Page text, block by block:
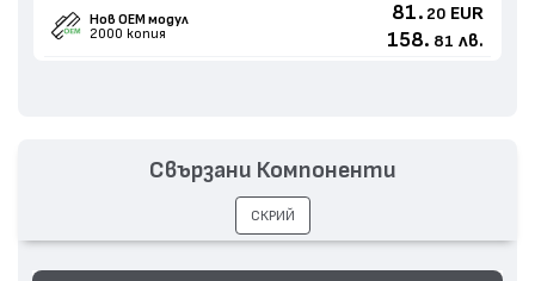
Нов ОЕМ модул
2000 копия
81. 20 EUR
158. 81 лв.
Свързани Компоненти
СКРИЙ